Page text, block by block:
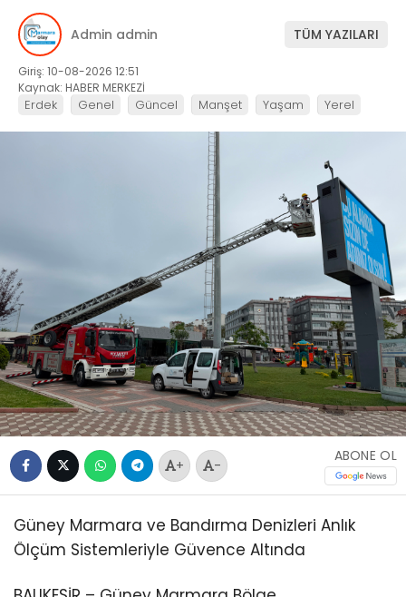
Admin admin TÜM YAZILARI
Giriş: 10-08-2026 12:51
Kaynak: HABER MERKEZİ
Erdek Genel Güncel Manşet Yaşam Yerel
+ -
ABONE OL
Güney Marmara ve Bandırma Denizleri Anlık
Ölçüm Sistemleriyle Güvence Altında